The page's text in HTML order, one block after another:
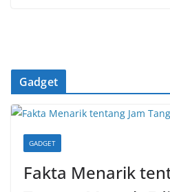
Gadget
GADGET
Fakta Menarik